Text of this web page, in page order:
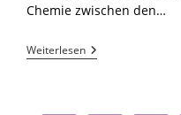
Chemie zwischen den…
Weiterlesen